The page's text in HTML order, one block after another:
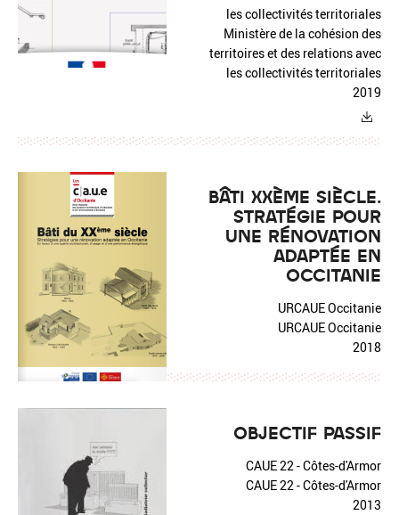
les collectivités territoriales
Ministère de la cohésion des
territoires et des relations avec
les collectivités territoriales
2019
BÂTI XXÈME SIÈCLE.
STRATÉGIE POUR
UNE RÉNOVATION
ADAPTÉE EN
OCCITANIE
URCAUE Occitanie
URCAUE Occitanie
2018
OBJECTIF PASSIF
CAUE 22 - Côtes-d'Armor
CAUE 22 - Côtes-d'Armor
2013